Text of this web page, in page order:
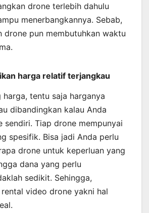
drone terlebih dahulu
menerbangkannya. Sebab,
drone pun membutuhkan waktu
harga relatif terjangkau
harga, tentu saja harganya
dibandingkan kalau Anda
sendiri. Tiap drone mempunyai
spesifik. Bisa jadi Anda perlu
drone untuk keperluan yang
dana yang perlu
sedikit. Sehingga,
video drone yakni hal